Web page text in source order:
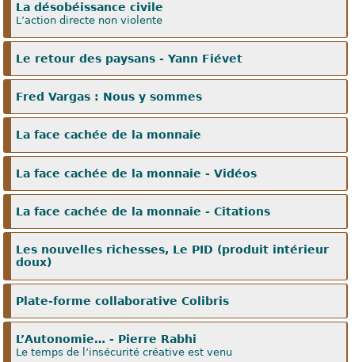
La désobéissance civile
L’action directe non violente
Le retour des paysans - Yann Fiévet
Fred Vargas : Nous y sommes
La face cachée de la monnaie
La face cachée de la monnaie - Vidéos
La face cachée de la monnaie - Citations
Les nouvelles richesses, Le PID (produit intérieur
doux)
Plate-forme collaborative Colibris
L’Autonomie… - Pierre Rabhi
Le temps de l’insécurité créative est venu